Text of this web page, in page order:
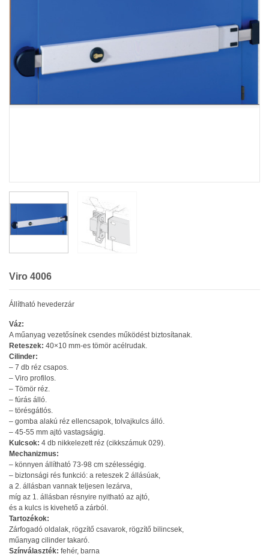
Viro 4006
Állítható hevederzár
Váz:
A műanyag vezetősínek csendes működést biztosítanak.
Reteszek: 40×10 mm-es tömör acélrudak.
Cilinder:
– 7 db réz csapos.
– Viro profilos.
– Tömör réz.
– fúrás álló.
– törésgátlós.
– gomba alakú réz ellencsapok, tolvajkulcs álló.
– 45-55 mm ajtó vastagságig.
Kulcsok: 4 db nikkelezett réz (cikkszámuk 029).
Mechanizmus:
– könnyen állítható 73-98 cm szélességig.
– biztonsági rés funkció: a reteszek 2 állásúak,
a 2. állásban vannak teljesen lezárva,
míg az 1. állásban résnyire nyitható az ajtó,
és a kulcs is kivehető a zárból.
Tartozékok:
Zárfogadó oldalak, rögzítő csavarok, rögzítő bilincsek,
műanyag cilinder takaró.
Színválaszték: fehér, barna